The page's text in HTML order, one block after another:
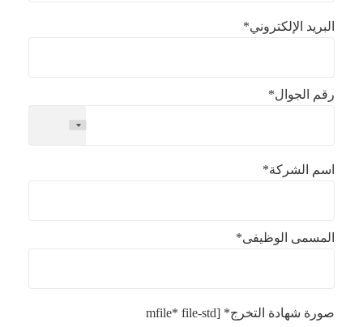
البريد الإلكتروني*
رقم الجوال*
+1
اسم الشركة*
المسمى الوظيفى*
صورة شهادة التخرج* [mfile* file-std